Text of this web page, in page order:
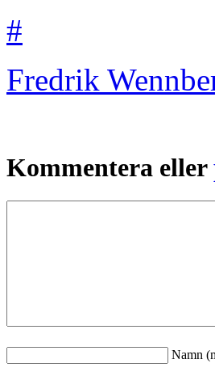
#
Fredrik
Kommentera eller
Namn